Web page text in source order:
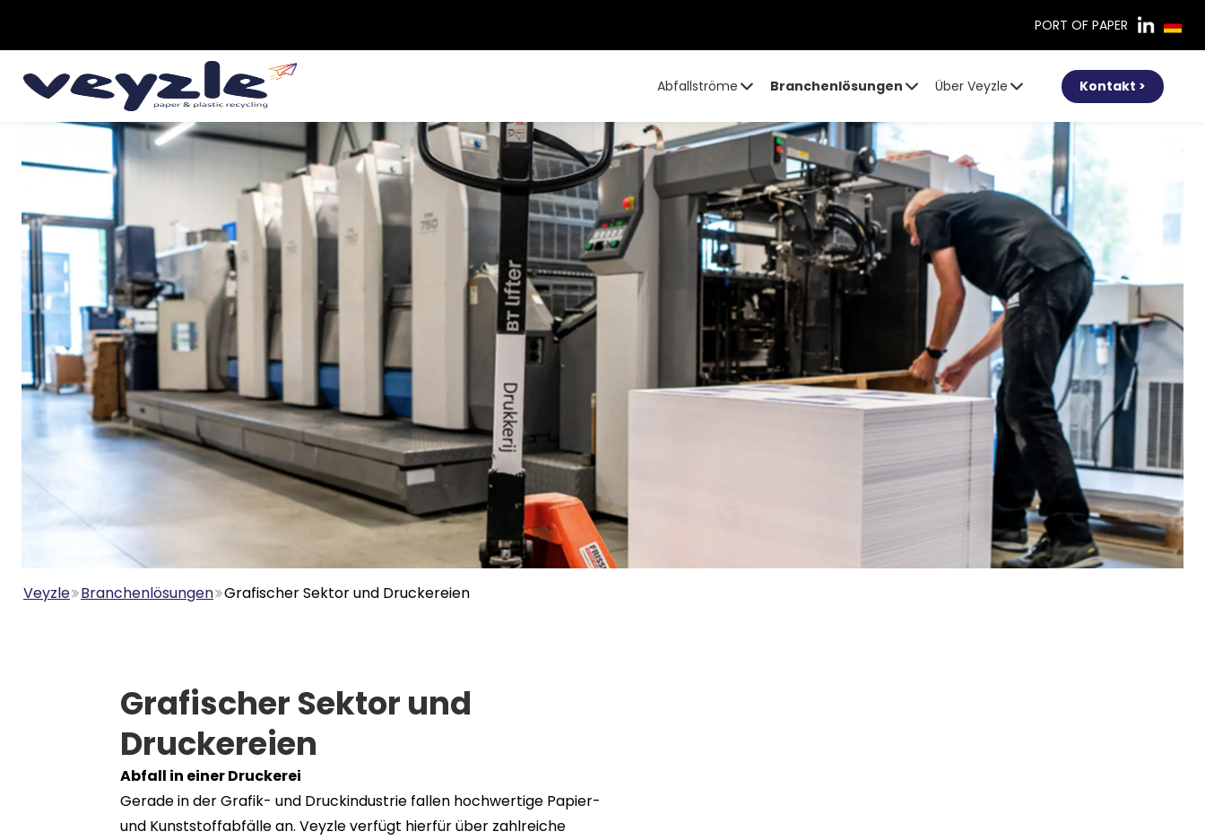
PORT OF PAPER
Abfallströme Branchenlösungen Über Veyzle Kontakt >
Veyzle Branchenlösungen Grafischer Sektor und Druckereien
Grafischer Sektor und
Druckereien
Abfall in einer Druckerei
Gerade in der Grafik- und Druckindustrie fallen hochwertige Papier-
und Kunststoffabfälle an. Veyzle verfügt hierfür über zahlreiche